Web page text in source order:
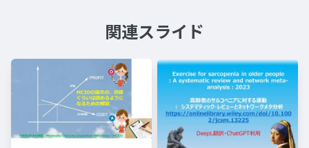
関連スライド